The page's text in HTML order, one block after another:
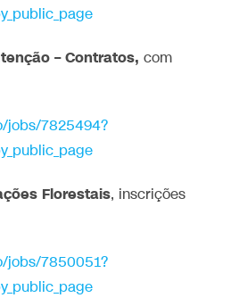
– Contratos,com
jobs/7825494?
Florestais, inscrições
jobs/7850051?